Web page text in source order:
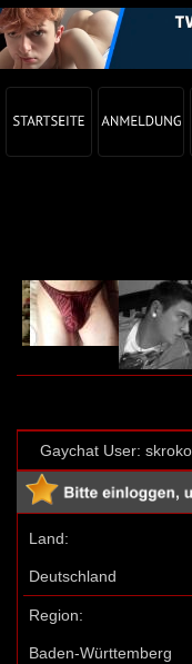
Gaychat User:
Land:
Deutschland
Region:
Baden-Württemberg